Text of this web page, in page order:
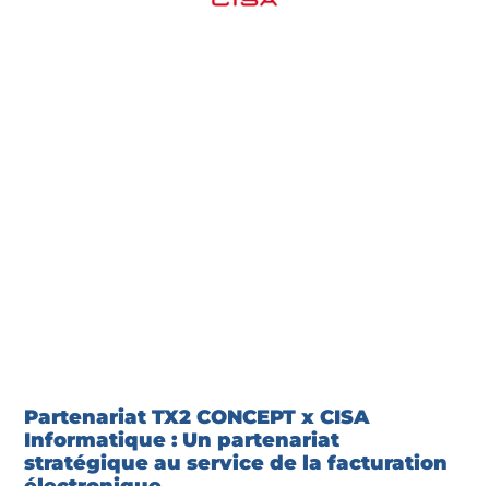
Partenariat TX2 CONCEPT x CISA
Informatique : Un partenariat
stratégique au service de la facturation